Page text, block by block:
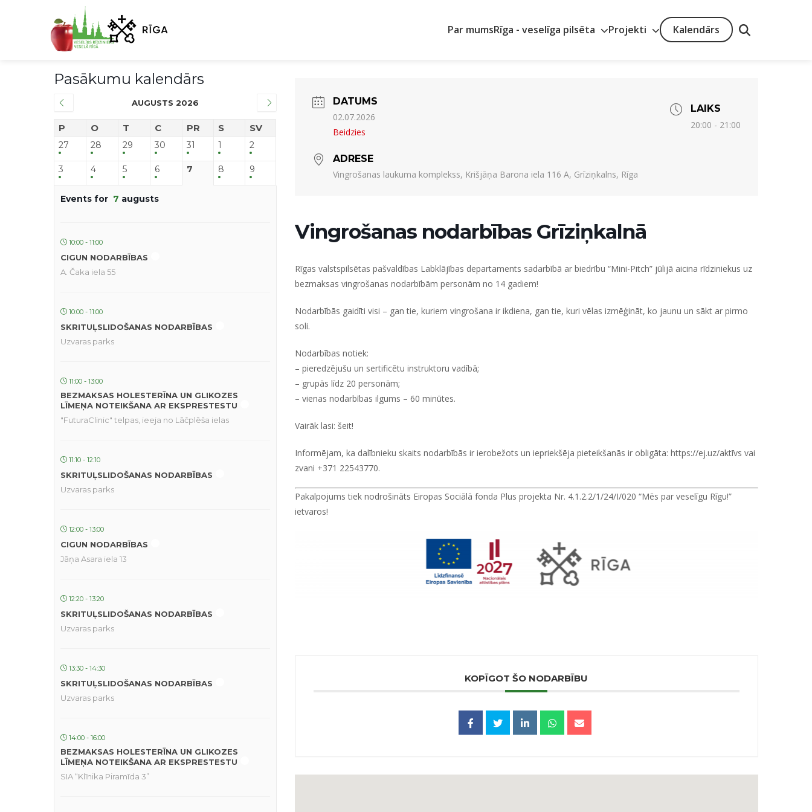
Par mumsRīga - veselīga pilsēta Projekti Kalendārs
Pasākumu kalendārs
AUGUSTS 2026
P O T C PR S SV
27 28 29 30 31 1 2
3 4 5 6 7 8 9
Events for 7 augusts
10:00 - 11:00
CIGUN NODARBĪBAS
A. Čaka iela 55
10:00 - 11:00
SKRITUĻSLIDOŠANAS NODARBĪBAS
Uzvaras parks
11:00 - 13:00
BEZMAKSAS HOLESTERĪNA UN GLIKOZES
LĪMEŅA NOTEIKŠANA AR EKSPRESTESTU
"FuturaClinic" telpas, ieeja no Lāčplēša ielas
11:10 - 12:10
SKRITUĻSLIDOŠANAS NODARBĪBAS
Uzvaras parks
12:00 - 13:00
CIGUN NODARBĪBAS
Jāņa Asara iela 13
12:20 - 13:20
SKRITUĻSLIDOŠANAS NODARBĪBAS
Uzvaras parks
13:30 - 14:30
SKRITUĻSLIDOŠANAS NODARBĪBAS
Uzvaras parks
14:00 - 16:00
BEZMAKSAS HOLESTERĪNA UN GLIKOZES
LĪMEŅA NOTEIKŠANA AR EKSPRESTESTU
SIA “Klīnika Piramīda 3”
DATUMS
02.07.2026
Beidzies
LAIKS
20:00 - 21:00
ADRESE
Vingrošanas laukuma komplekss, Krišjāņa Barona iela 116 A, Grīziņkalns, Rīga
Vingrošanas nodarbības Grīziņkalnā
Rīgas valstspilsētas pašvaldības Labklājības departaments sadarbībā ar biedrību “Mini-Pitch” jūlijā aicina rīdziniekus uz
bezmaksas vingrošanas nodarbībām personām no 14 gadiem!
Nodarbībās gaidīti visi – gan tie, kuriem vingrošana ir ikdiena, gan tie, kuri vēlas izmēģināt, ko jaunu un sākt ar pirmo
soli.
Nodarbības notiek:
– pieredzējušu un sertificētu instruktoru vadībā;
– grupās līdz 20 personām;
– vienas nodarbības ilgums – 60 minūtes.
Vairāk lasi: šeit!
Informējam, ka dalībnieku skaits nodarbībās ir ierobežots un iepriekšēja pieteikšanās ir obligāta: https://ej.uz/aktīvs vai
zvani +371 22543770.
Pakalpojums tiek nodrošināts Eiropas Sociālā fonda Plus projekta Nr. 4.1.2.2/1/24/I/020 “Mēs par veselīgu Rīgu!”
ietvaros!
KOPĪGOT ŠO NODARBĪBU